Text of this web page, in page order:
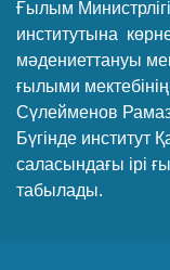
Ғылым
институтына
мәдениеттануы
ғылыми
Сүлейменов
Бүгінде институт
саласындағы ірі
табылады.